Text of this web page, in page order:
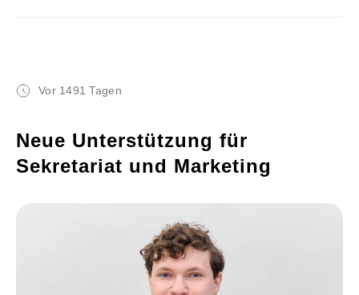
Vor 1491 Tagen
Neue Unterstützung für
Sekretariat und Marketing